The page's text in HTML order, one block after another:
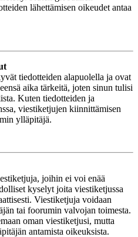
lähettämisen oikeudet antaa
tiedotteiden alapuolella ja ovat
aika tärkeitä, joten sinun tulisi
Kuten tiedotteiden ja
viestiketjujen kiinnittämisen
ylläpitäjä.
joihin ei voi enää
kyselyt joita viestiketjussa
Viestiketjuja voidaan
tai foorumin valvojan toimesta.
oman viestiketjusi, mutta
antamista oikeuksista.